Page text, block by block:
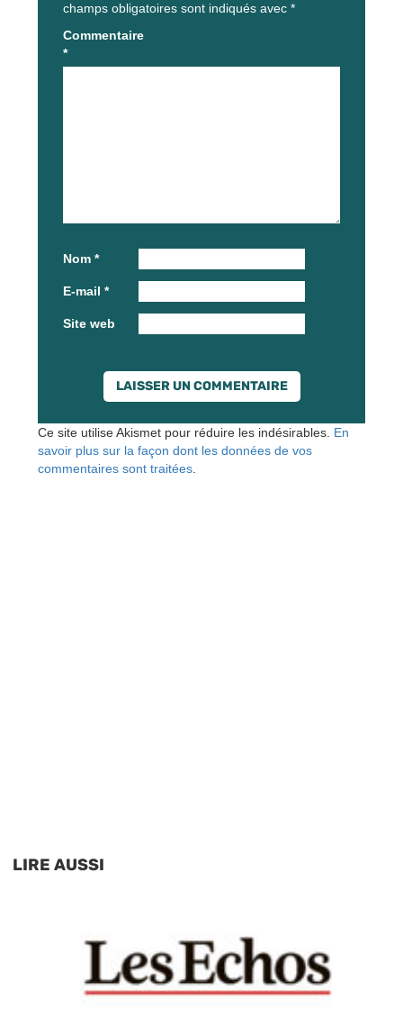
champs obligatoires sont indiqués avec *
Commentaire
*
Nom *
E-mail *
Site web
Ce site utilise Akismet pour réduire les indésirables. En
savoir plus sur la façon dont les données de vos
commentaires sont traitées.
LIRE AUSSI